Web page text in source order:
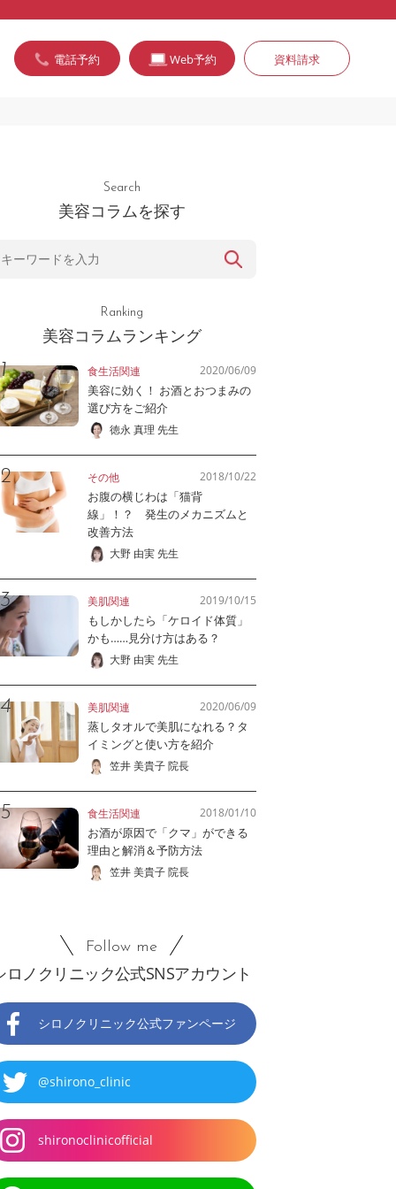
電話予約 Web予約 資料請求
Search
美容コラムを探す
Ranking
美容コラムランキング
食生活関連 2020/06/09
美容に効く！ お酒とおつまみの
選び方をご紹介
徳永 真理 先生
その他 2018/10/22
お腹の横じわは「猫背
線」！？ 発生のメカニズムと
改善方法
大野 由実 先生
美肌関連 2019/10/15
もしかしたら「ケロイド体質」
かも……見分け方はある？
大野 由実 先生
美肌関連 2020/06/09
蒸しタオルで美肌になれる？タ
イミングと使い方を紹介
笠井 美貴子 院長
食生活関連 2018/01/10
お酒が原因で「クマ」ができる
理由と解消＆予防方法
笠井 美貴子 院長
Follow me
ロノクリニック公式SNSアカウント
シロノクリニック公式ファンページ
@shirono_clinic
shironoclinicofficial